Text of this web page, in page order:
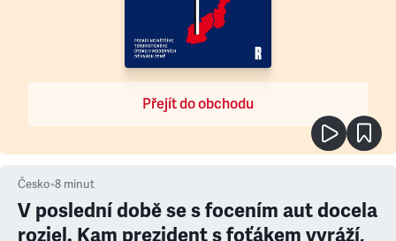
Přejít do obchodu
Česko•8 minut
V poslední době se s focením aut docela
rozjel. Kam prezident s foťákem vyráží,